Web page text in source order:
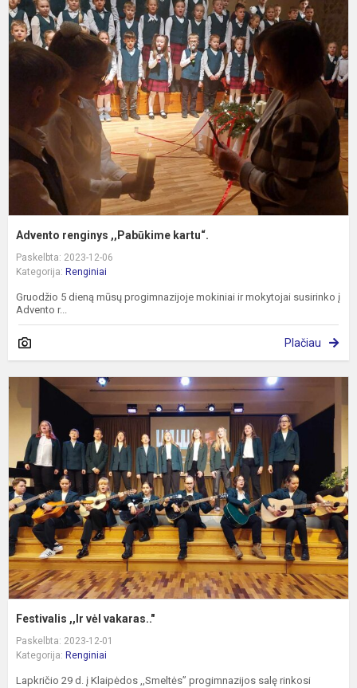
Advento renginys ,,Pabūkime kartu“.
Paskelbta: 2023-12-06
Kategorija: Renginiai
Gruodžio 5 dieną mūsų progimnazijoje mokiniai ir mokytojai susirinko į
Advento r...
Plačiau
Festivalis ,,Ir vėl vakaras.."
Paskelbta: 2023-12-01
Kategorija: Renginiai
Lapkričio 29 d. į Klaipėdos ,,Smeltės” progimnazijos salę rinkosi